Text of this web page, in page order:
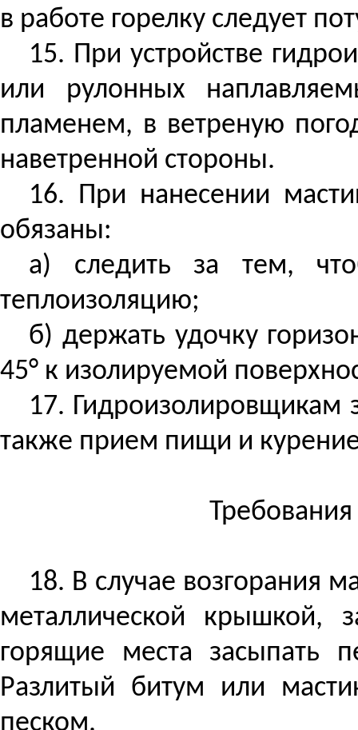
в работе горелку следует
15. При устройстве
или рулонных
пламенем, в ветреную
наветренной стороны.
16. При нанесении
обязаны:
а) следить за тем,
теплоизоляцию;
б) держать удочку
45° к изолируемой
17. Гидроизолировщикам
также прием пищи и
18. В случае возгорания
металлической крышкой,
горящие места засыпать
Разлитый битум или
песком.